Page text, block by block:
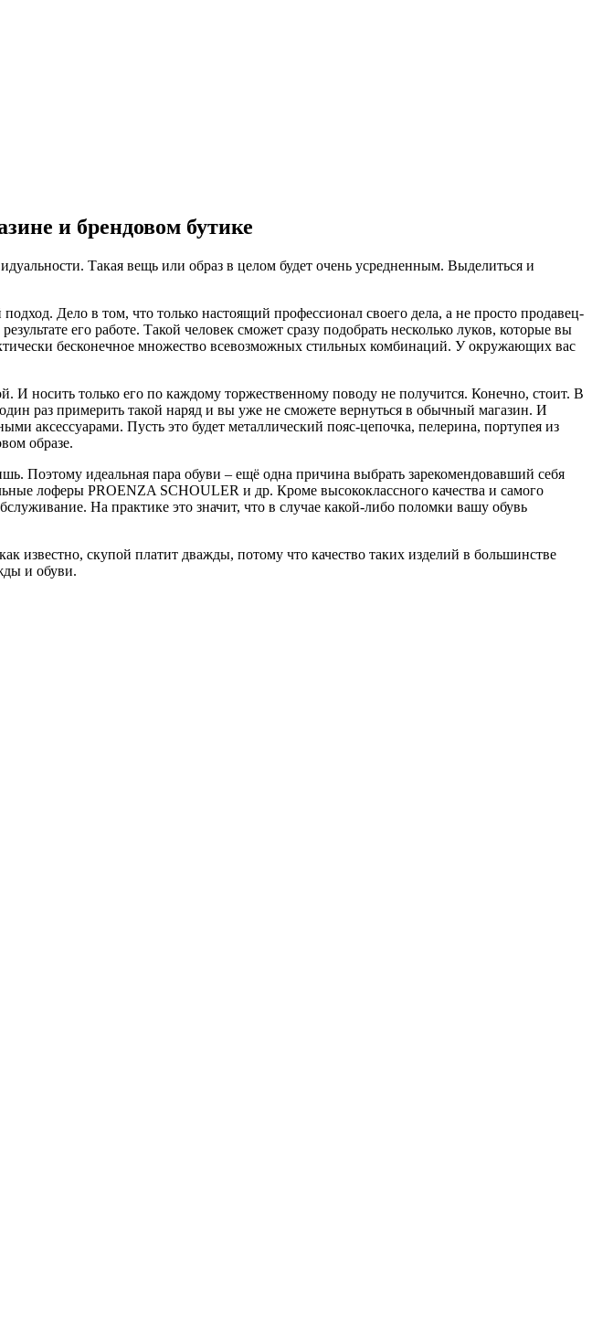
и брендовом бутике
Такая вещь или образ в целом будет очень усредненным. Выделиться и
Дело в том, что только настоящий профессионал своего дела, а не просто продавец-
его работе. Такой человек сможет сразу подобрать несколько луков, которые вы
бесконечное множество всевозможных стильных комбинаций. У окружающих вас
И носить только его по каждому торжественному поводу не получится. Конечно, стоит. В
раз примерить такой наряд и вы уже не сможете вернуться в обычный магазин. И
аксессуарами. Пусть это будет металлический пояс-цепочка, пелерина, портупея из
образе.
Поэтому идеальная пара обуви – ещё одна причина выбрать зарекомендовавший себя
лоферы PROENZA SCHOULER и др. Кроме высококлассного качества и самого
На практике это значит, что в случае какой-либо поломки вашу обувь
известно, скупой платит дважды, потому что качество таких изделий в большинстве
и обуви.